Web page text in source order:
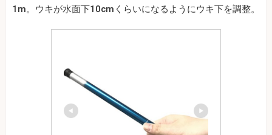
1m。ウキが水面下10cmくらいになるようにウキ下を調整。